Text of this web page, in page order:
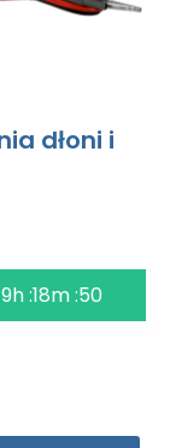
dłoni i
:18m :49